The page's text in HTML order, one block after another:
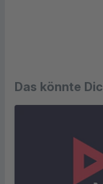
Das könnte